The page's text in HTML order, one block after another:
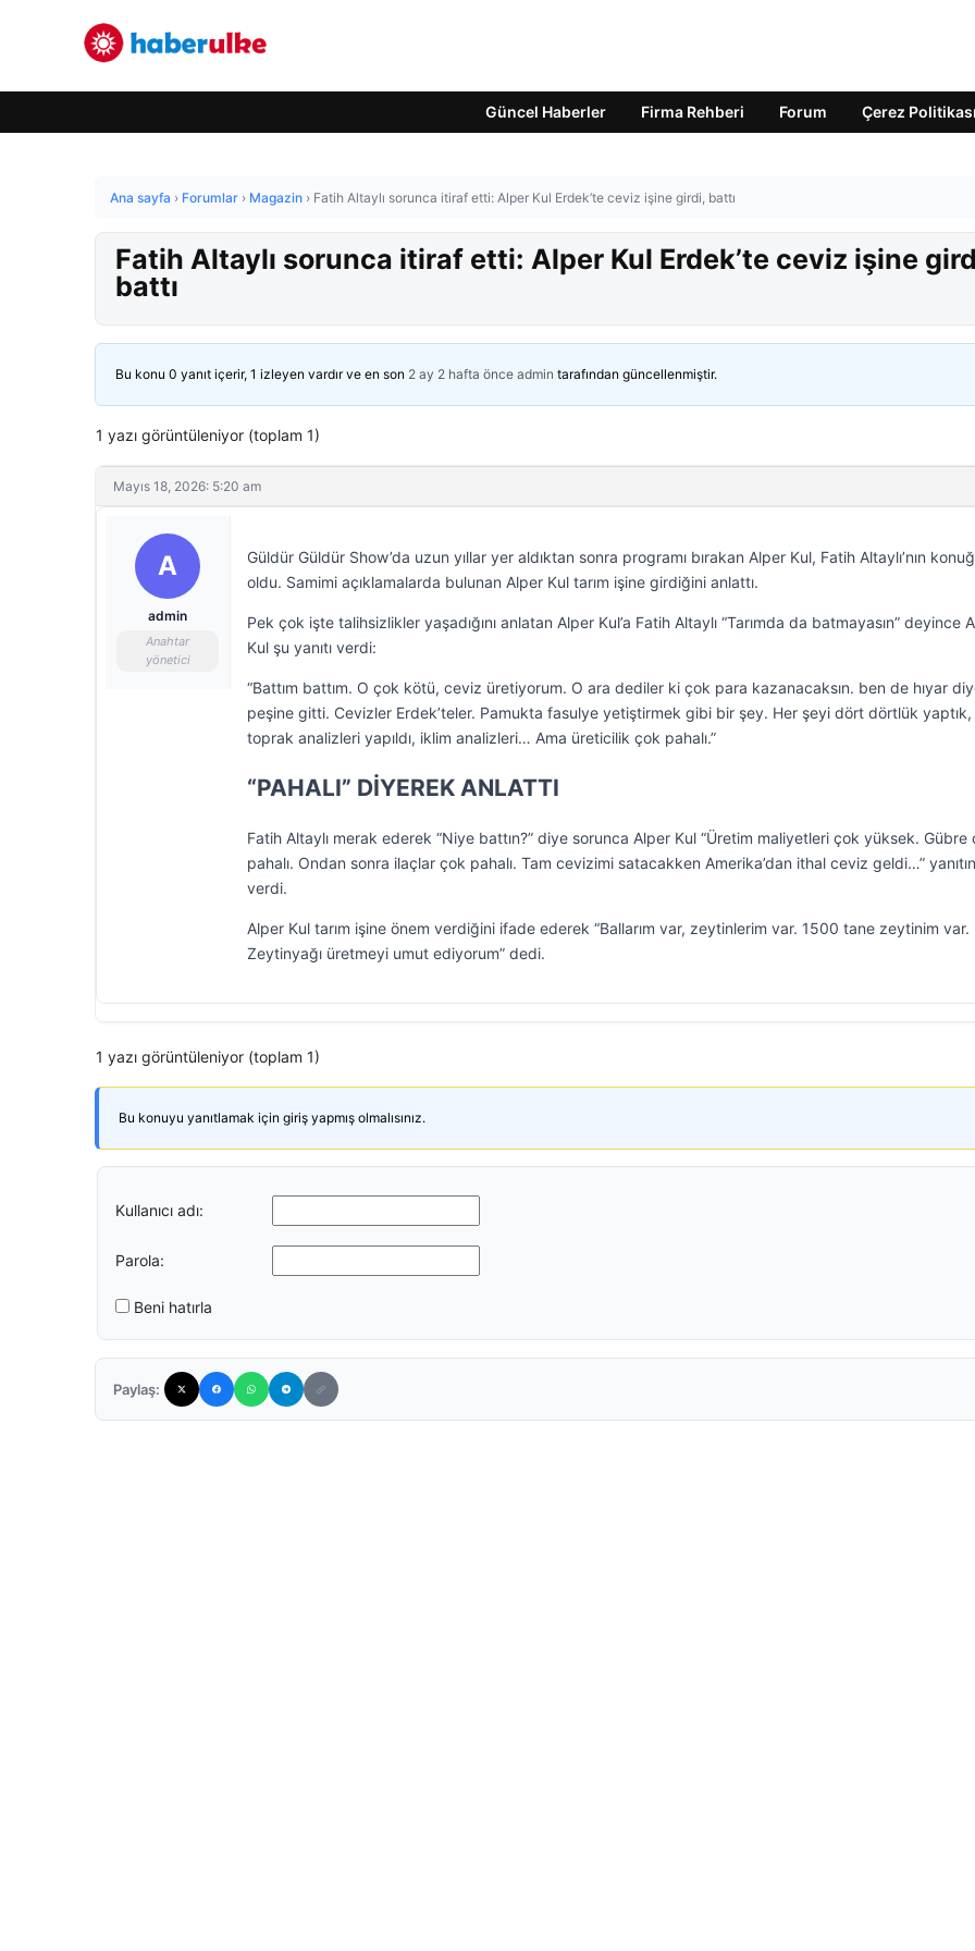
Güncel Haberler Firma Rehberi Forum Çerez Politikası
Ana sayfa › Forumlar › Magazin › Fatih Altaylı sorunca itiraf etti: Alper Kul Erdek’te ceviz işine girdi, battı
Fatih Altaylı sorunca itiraf etti: Alper Kul Erdek’te ceviz işine
battı
Bu konu 0 yanıt içerir, 1 izleyen vardır ve en son 2 ay 2 hafta önce admin tarafından güncellenmiştir.
1 yazı görüntüleniyor (toplam 1)
Mayıs 18, 2026: 5:20 am
A
admin
Anahtar
yönetici
Güldür Güldür Show’da uzun yıllar yer aldıktan sonra programı bırakan Alper Kul, Fatih Altaylı’nın
oldu. Samimi açıklamalarda bulunan Alper Kul tarım işine girdiğini anlattı.
Pek çok işte talihsizlikler yaşadığını anlatan Alper Kul’a Fatih Altaylı “Tarımda da batmayasın” deyince
Kul şu yanıtı verdi:
“Battım battım. O çok kötü, ceviz üretiyorum. O ara dediler ki çok para kazanacaksın. ben de hıyar
peşine gitti. Cevizler Erdek’teler. Pamukta fasulye yetiştirmek gibi bir şey. Her şeyi dört dörtlük yaptık,
toprak analizleri yapıldı, iklim analizleri… Ama üreticilik çok pahalı.”
“PAHALI” DİYEREK ANLATTI
Fatih Altaylı merak ederek “Niye battın?” diye sorunca Alper Kul “Üretim maliyetleri çok yüksek. Gübre
pahalı. Ondan sonra ilaçlar çok pahalı. Tam cevizimi satacakken Amerika’dan ithal ceviz geldi…”
verdi.
Alper Kul tarım işine önem verdiğini ifade ederek “Ballarım var, zeytinlerim var. 1500 tane zeytinim var.
Zeytinyağı üretmeyi umut ediyorum” dedi.
1 yazı görüntüleniyor (toplam 1)
Bu konuyu yanıtlamak için giriş yapmış olmalısınız.
Kullanıcı adı:
Parola:
Beni hatırla
Paylaş: